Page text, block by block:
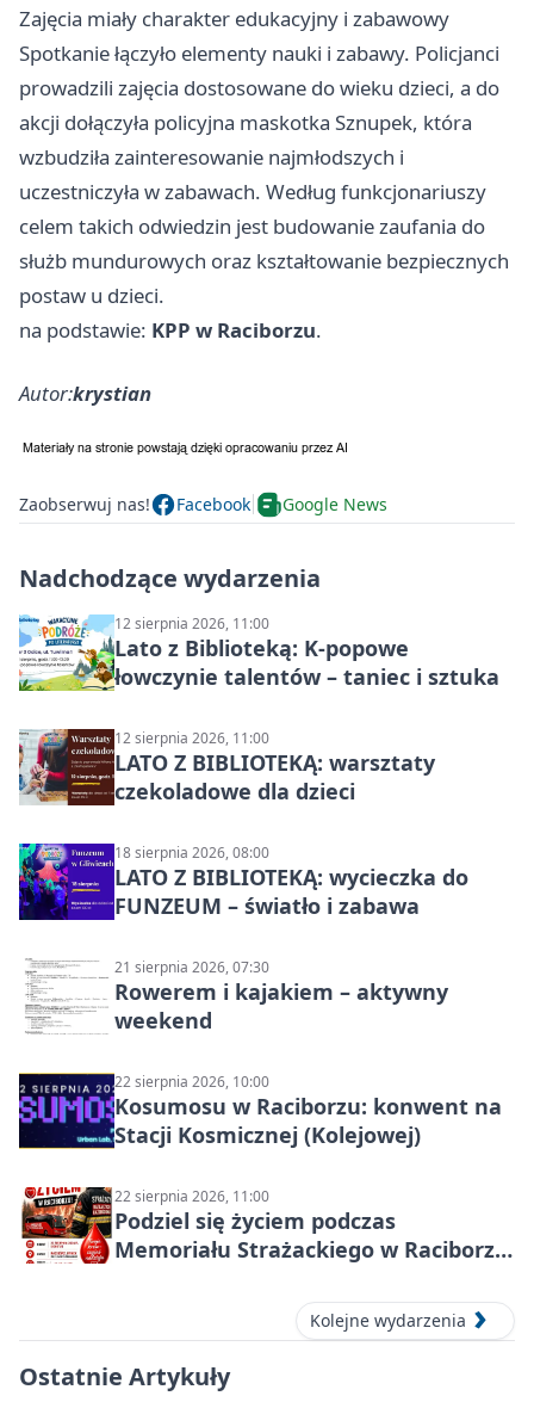
Zajęcia miały charakter edukacyjny i zabawowy
Spotkanie łączyło elementy nauki i zabawy. Policjanci
prowadzili zajęcia dostosowane do wieku dzieci, a do
akcji dołączyła policyjna maskotka Sznupek, która
wzbudziła zainteresowanie najmłodszych i
uczestniczyła w zabawach. Według funkcjonariuszy
celem takich odwiedzin jest budowanie zaufania do
służb mundurowych oraz kształtowanie bezpiecznych
postaw u dzieci.
na podstawie: KPP w Raciborzu.
Autor:krystian
Zaobserwuj nas! Facebook Google News
Nadchodzące wydarzenia
12 sierpnia 2026, 11:00
Lato z Biblioteką: K-popowe
łowczynie talentów – taniec i sztuka
12 sierpnia 2026, 11:00
LATO Z BIBLIOTEKĄ: warsztaty
czekoladowe dla dzieci
18 sierpnia 2026, 08:00
LATO Z BIBLIOTEKĄ: wycieczka do
FUNZEUM – światło i zabawa
21 sierpnia 2026, 07:30
Rowerem i kajakiem – aktywny
weekend
22 sierpnia 2026, 10:00
Kosumosu w Raciborzu: konwent na
Stacji Kosmicznej (Kolejowej)
22 sierpnia 2026, 11:00
Podziel się życiem podczas
Memoriału Strażackiego w Raciborzu
Kolejne wydarzenia
Ostatnie Artykuły